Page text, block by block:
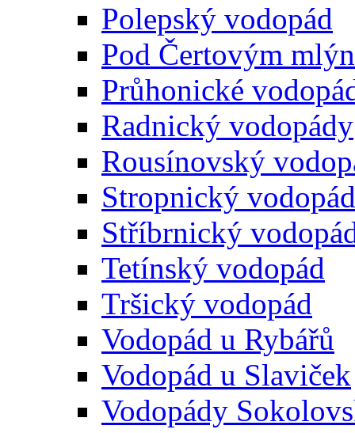
Polepský vodopád
Pod Čertovým
Průhonické
Radnický vodopády
Rousínovský
Stropnický vodopád
Stříbrnický
Tetínský vodopád
Tršický vodopád
Vodopád u Rybářů
Vodopád u Slaviček
Vodopády